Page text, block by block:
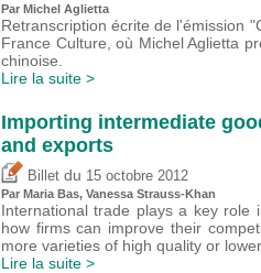
Par Michel Aglietta
Retranscription écrite de l'émission
France Culture, où Michel Aglietta
chinoise.
Lire la suite >
Importing intermediate
and exports
Billet du 15 octobre 2012
Par Maria Bas, Vanessa Strauss-Khan
International trade plays a key role
how firms can improve their
more varieties of high quality or
Lire la suite >